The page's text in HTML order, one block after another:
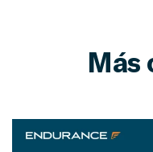
Más